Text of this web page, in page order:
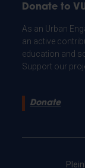
Donate to
As an Urban
an active
education and
Support our
Donate